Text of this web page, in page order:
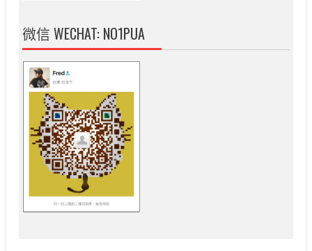
微信 WECHAT: NO1PUA